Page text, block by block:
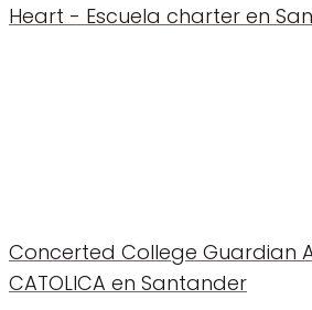
Heart - Escuela charter en
Concerted College Guardian
CATOLICA en Santander